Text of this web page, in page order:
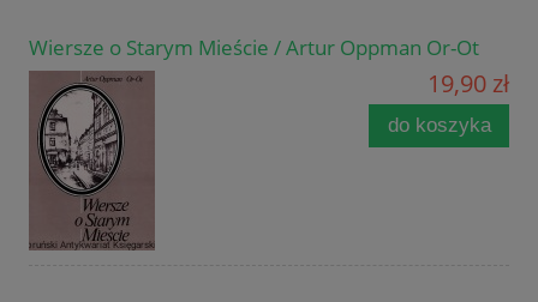
Wiersze o Starym Mieście / Artur Oppman Or-Ot
19,90 zł
do koszyka